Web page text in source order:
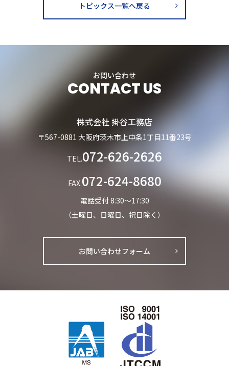
トピックス一覧へ戻る
お問い合わせ
CONTACT US
株式会社 掛谷工務店
〒567-0881 大阪府茨木市上中条1丁目11番23号
TEL.072-626-2626
FAX.072-624-8680
電話受付 8:30～17:30
（土曜日、日曜日、祝日除く）
お問い合わせフォーム